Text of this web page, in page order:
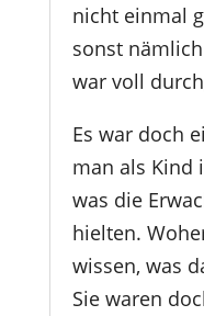
nicht einmal
sonst
war voll
Es war doch
man als Kind
was die
hielten.
wissen, was
Sie waren